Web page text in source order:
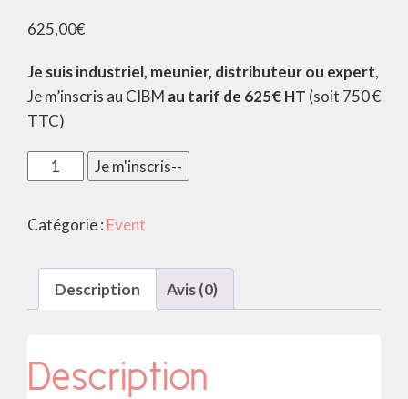
625,00€
Je suis industriel, meunier, distributeur ou expert,
Je m’inscris au CIBM au tarif de 625€ HT (soit 750 €
TTC)
quantité
de
industriel,
distributeur
ou
Je m'inscris--
Catégorie : Event
Description Avis (0)
Description